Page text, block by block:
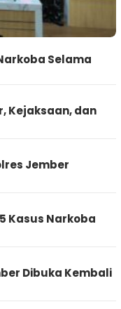
Selama
Kejaksaan, dan
Jember
Kasus Narkoba
Dibuka Kembali